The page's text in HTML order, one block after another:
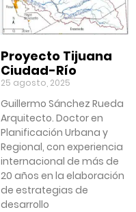
Proyecto Tijuana
Ciudad-Río
25 agosto, 2025
Guillermo Sánchez Rueda
Arquitecto. Doctor en
Planificación Urbana y
Regional, con experiencia
internacional de más de
20 años en la elaboración
de estrategias de
desarrollo